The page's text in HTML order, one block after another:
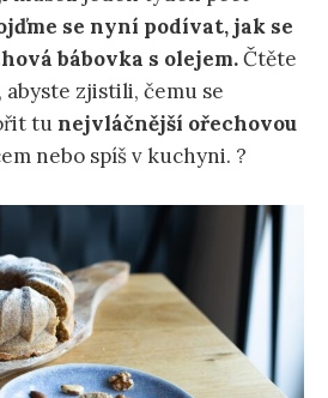
se nyní podívat, jak se
bábovka s olejem.Čtěte
abyste zjistili, čemu se
tunejvláčnější ořechovou
nebo spíš v kuchyni. ?